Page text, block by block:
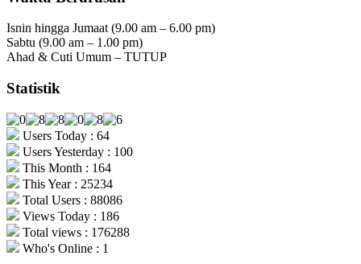
Isnin hingga Jumaat (9.00 am – 6.00 pm)
Sabtu (9.00 am – 1.00 pm)
Ahad & Cuti Umum – TUTUP
Statistik
Users Today : 64
Users Yesterday : 100
This Month : 164
This Year : 25234
Total Users : 88086
Views Today : 186
Total views : 176288
Who's Online : 1